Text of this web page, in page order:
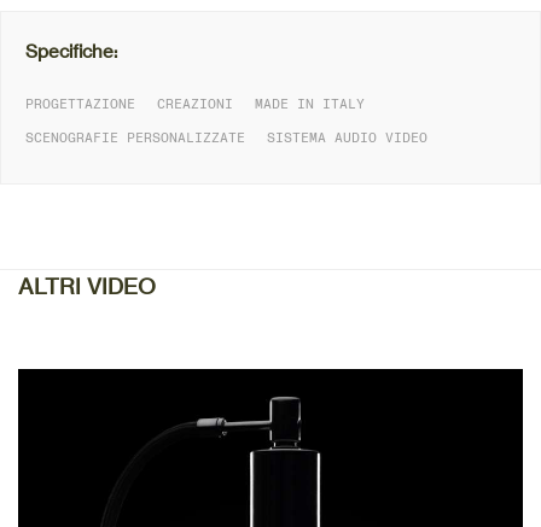
Specifiche:
PROGETTAZIONE CREAZIONI
MADE IN ITALY
SCENOGRAFIE PERSONALIZZATE
SISTEMA AUDIO VIDEO
ALTRI VIDEO